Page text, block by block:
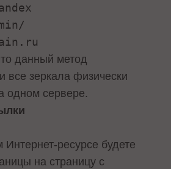
данный метод
все зеркала физически
одном сервере.
ресурсе будете
на страницу с